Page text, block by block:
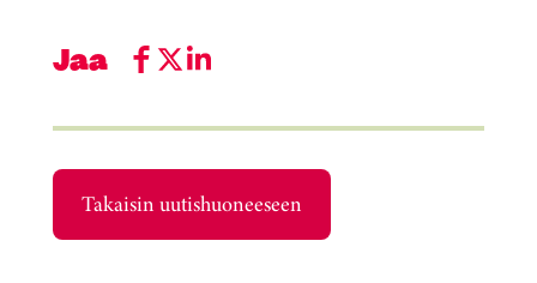
Jaa
Takaisin uutishuoneeseen